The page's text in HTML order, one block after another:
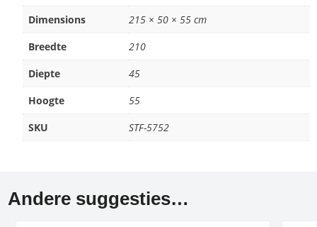
Dimensions
215 × 50 × 55 cm
Breedte
210
Diepte
45
Hoogte
55
SKU
STF-5752
Andere suggesties…